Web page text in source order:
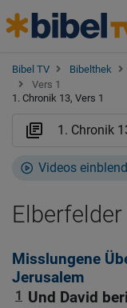
Bibel TV Bibelthek
Vers 1
1. Chronik 13, Vers 1
Videos
Misslungene
Jerusalem
1
Und David